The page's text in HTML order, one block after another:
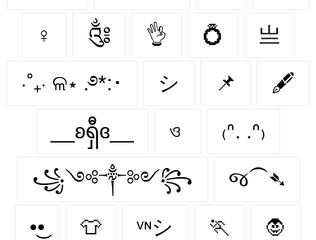
♀ ༃ 👌 💍 亗
⋅˚₊‧ ଳ⋆ .࿔*:･ シ 📌 🖋
__ʚရှီɞ__ ও ₍ᐢ. .ᐢ₎
꧁༺༒༻꧂ જ⁀➴
•͜• 👕 ᵛᶰシ 🏃 🧛